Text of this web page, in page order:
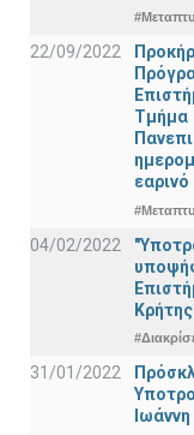
22/09/2022
04/02/2022
31/01/2022